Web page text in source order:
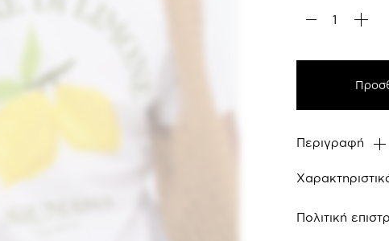
Πολιτική
Περιγραφή